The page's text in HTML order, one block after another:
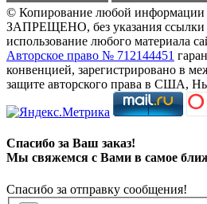
© Копирование любой
ЗАПРЕЩЕНО, без указания ссылки
использование любого материала
Авторское право № 712144451
конвенцией, зарегистрировано в
защите авторского права в США,
Спасибо за Ваш заказ!
Мы свяжемся с Вами в самое
Спасибо за отправку сообщения!